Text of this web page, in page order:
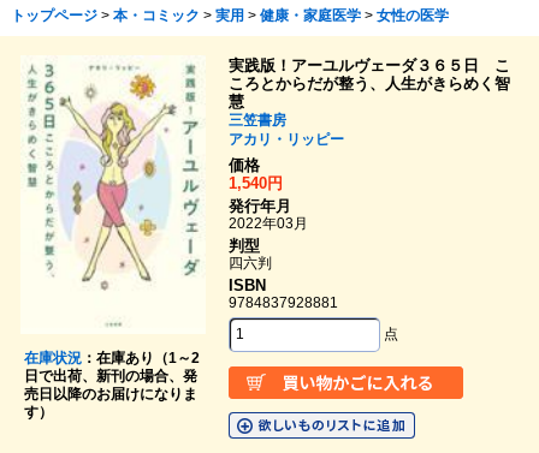
トップページ> 本・コミック > 実用 > 健康・家庭医学> 女性の医学
在庫状況：在庫あり（1～2
日で出荷、新刊の場合、発
売日以降のお届けになりま
す）
実践版！アーユルヴェーダ３６５日 こ
ころとからだが整う、人生がきらめく智
慧
三笠書房
アカリ・リッピー
価格
1,540円
発行年月
2022年03月
判型
四六判
ISBN
9784837928881
点